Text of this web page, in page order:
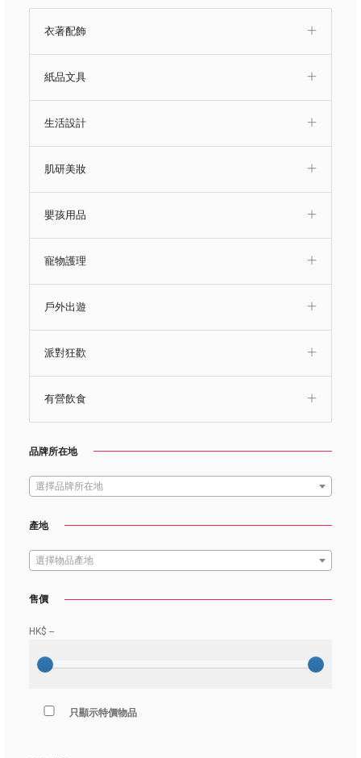
衣著配飾
紙品文具
生活設計
肌研美妝
嬰孩用品
寵物護理
戶外出遊
派對狂歡
有營飲食
品牌所在地
選擇品牌所在地
產地
選擇物品產地
售價
HK$ --
只顯示特價物品